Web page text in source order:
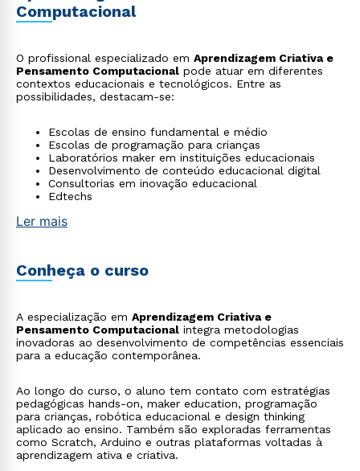
Computacional
O profissional especializado em Aprendizagem Criativa e
Pensamento Computacional pode atuar em diferentes
contextos educacionais e tecnológicos. Entre as
possibilidades, destacam-se:
Escolas de ensino fundamental e médio
Escolas de programação para crianças
Laboratórios maker em instituições educacionais
Desenvolvimento de conteúdo educacional digital
Consultorias em inovação educacional
Edtechs
Ler mais
Conheça o curso
A especialização em Aprendizagem Criativa e
Pensamento Computacional integra metodologias
inovadoras ao desenvolvimento de competências essenciais
para a educação contemporânea.
Ao longo do curso, o aluno tem contato com estratégias
pedagógicas hands-on, maker education, programação
para crianças, robótica educacional e design thinking
aplicado ao ensino. Também são exploradas ferramentas
como Scratch, Arduino e outras plataformas voltadas à
aprendizagem ativa e criativa.